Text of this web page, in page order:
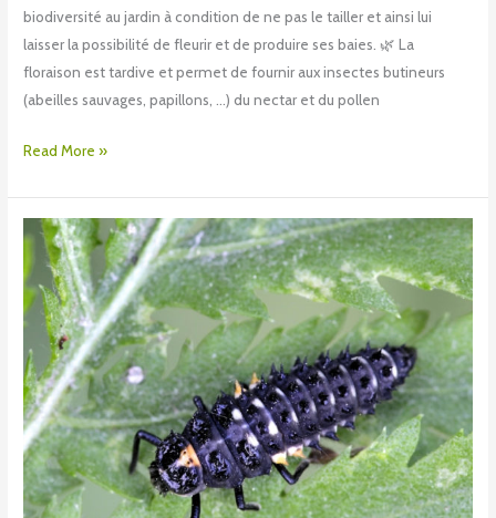
biodiversité au jardin à condition de ne pas le tailler et ainsi lui
laisser la possibilité de fleurir et de produire ses baies. 🌿 La
floraison est tardive et permet de fournir aux insectes butineurs
(abeilles sauvages, papillons, …) du nectar et du pollen
Read More »
Larves
coccinelles
et
coccinelles
adultes